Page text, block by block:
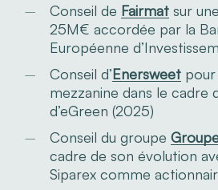
Conseil de Fairmatsur une
25M€ accordée par la
Européenne
Conseil d’Enersweetpour
mezzanine dans le cadre
d’eGreen (2025)
Conseil du groupe
cadre de son évolution
Siparex comme